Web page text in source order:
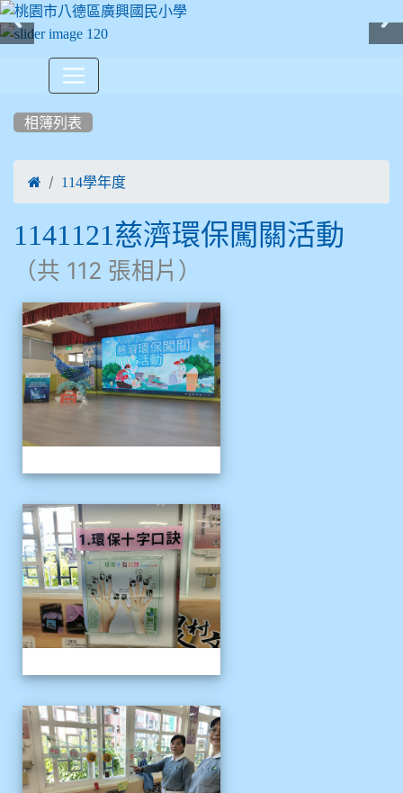
相簿列表
 114學年度
1141121慈濟環保闖關活動
（共 112 張相片）
相簿列表
1141121慈濟環保闖關活動
1141121慈濟環保闖關活動